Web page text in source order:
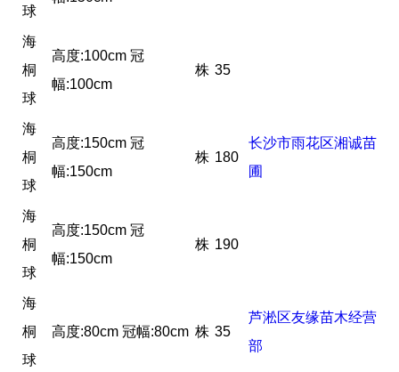
球
海
桐
球
高度:100cm 冠
幅:100cm
株 35
长沙市雨花区湘诚苗
圃
海
桐
球
高度:150cm 冠
幅:150cm
株 180
海
桐
球
高度:150cm 冠
幅:150cm
株 190
海
桐
球
高度:80cm 冠幅:80cm 株 35
芦淞区友缘苗木经营
部